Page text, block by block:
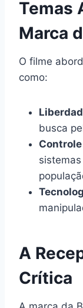
Temas
Marca
O filme
como:
busca
A
Crítica